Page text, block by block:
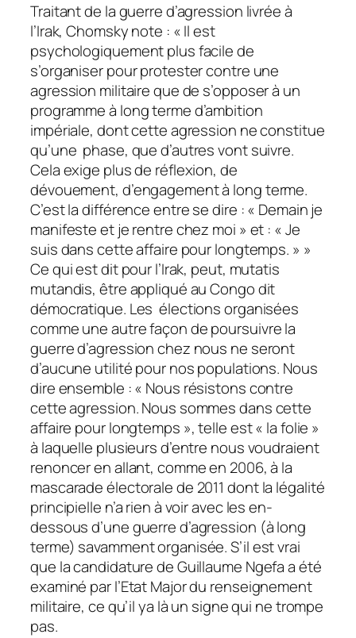
Traitant de la guerre d’agression livrée à
l’Irak, Chomsky note : « Il est
psychologiquement plus facile de
s’organiser pour protester contre une
agression militaire que de s’opposer à un
programme à long terme d’ambition
impériale, dont cette agression ne constitue
qu’une phase, que d’autres vont suivre.
Cela exige plus de réflexion, de
dévouement, d’engagement à long terme.
C’est la différence entre se dire : « Demain je
manifeste et je rentre chez moi » et : « Je
suis dans cette affaire pour longtemps. » »
Ce qui est dit pour l’Irak, peut, mutatis
mutandis, être appliqué au Congo dit
démocratique. Les élections organisées
comme une autre façon de poursuivre la
guerre d’agression chez nous ne seront
d’aucune utilité pour nos populations. Nous
dire ensemble : « Nous résistons contre
cette agression. Nous sommes dans cette
affaire pour longtemps », telle est « la folie »
à laquelle plusieurs d’entre nous voudraient
renoncer en allant, comme en 2006, à la
mascarade électorale de 2011 dont la légalité
principielle n’a rien à voir avec les en-
dessous d’une guerre d’agression (à long
terme) savamment organisée. S’il est vrai
que la candidature de Guillaume Ngefa a été
examiné par l’Etat Major du renseignement
militaire, ce qu’il ya là un signe qui ne trompe
pas.